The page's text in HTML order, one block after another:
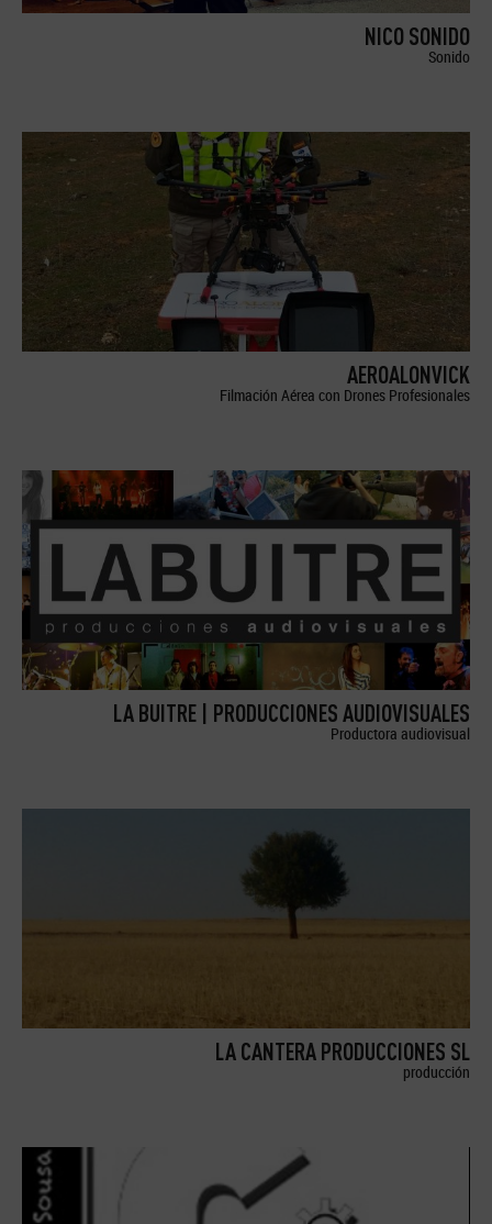
NICO SONIDO
Sonido
AEROALONVICK
Filmación Aérea con Drones Profesionales
LA BUITRE | PRODUCCIONES AUDIOVISUALES
Productora audiovisual
LA CANTERA PRODUCCIONES SL
producción